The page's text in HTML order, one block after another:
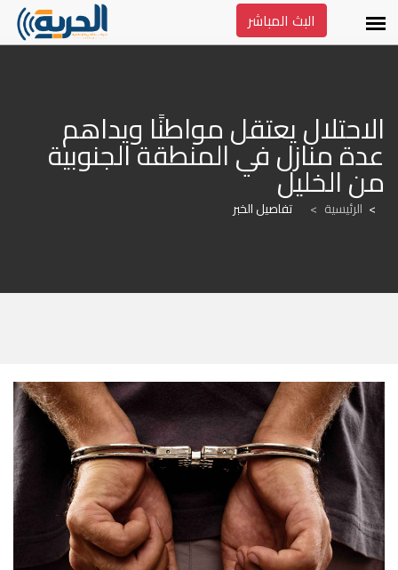
البث المباشر
من الخليل
الرئيسية > تفاصيل الخبر